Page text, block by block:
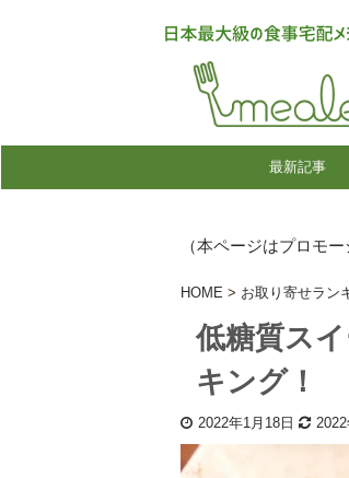
最新記事
（本ページはプロモ
HOME > お取り寄せラン
低糖質ス
キング！
2022年1月18日